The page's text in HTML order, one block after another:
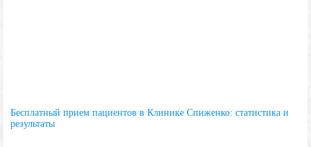
Бесплатный прием пациентов в Клинике Спиженко: статистика и
результаты